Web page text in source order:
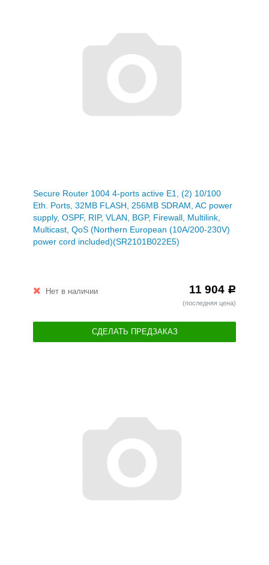
Secure Router 1004 4-ports active E1, (2) 10/100
Eth. Ports, 32MB FLASH, 256MB SDRAM, AC power
supply, OSPF, RIP, VLAN, BGP, Firewall, Multilink,
Multicast, QoS (Northern European (10A/200-230V)
power cord included)(SR2101B022E5)
Нет в наличии 11 904 Р
(последняя цена)
СДЕЛАТЬ ПРЕДЗАКАЗ